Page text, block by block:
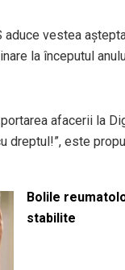
aduce vestea
la începutul
afacerii la
dreptul!”, este
Bolile
stabilite